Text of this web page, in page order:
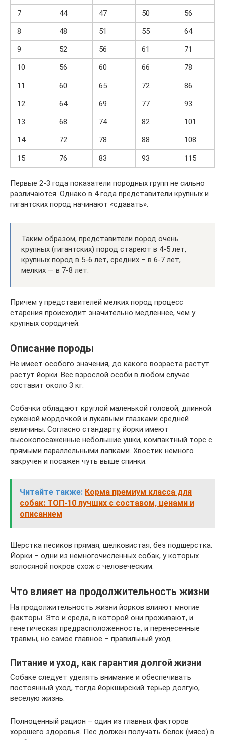
7
44 47 50
56
8
48 51 55
64
9
52 56 61
71
10
56 60 66
78
11
60 65 72
86
12
64 69 77
93
13
68 74 82
101
14
72 78 88
108
15
76 83 93 115
Первые 2-3 года показатели породных групп не сильно
различаются. Однако в 4 года представители крупных и
гигантских пород начинают «сдавать».
Таким образом, представители пород очень
крупных (гигантских) пород стареют в 4-5 лет,
крупных пород в 5-6 лет, средних – в 6-7 лет,
мелких — в 7-8 лет.
Причем у представителей мелких пород процесс
старения происходит значительно медленнее, чем у
крупных сородичей.
Описание породы
Не имеет особого значения, до какого возраста растут
растут йорки. Вес взрослой особи в любом случае
составит около 3 кг.
Собачки обладают круглой маленькой головой, длинной
суженой мордочкой и лукавыми глазками средней
величины. Согласно стандарту, йорки имеют
высокопосаженные небольшие ушки, компактный торс с
прямыми параллельными лапками. Хвостик немного
закручен и посажен чуть выше спинки.
Читайте также: Корма премиум класса для
собак: ТОП-10 лучших с составом, ценами и
описанием
Шерстка песиков прямая, шелковистая, без подшерстка.
Йорки – одни из немногочисленных собак, у которых
волосяной покров схож с человеческим.
Что влияет на продолжительность жизни
На продолжительность жизни йорков влияют многие
факторы. Это и среда, в которой они проживают, и
генетическая предрасположенность, и перенесенные
травмы, но самое главное – правильный уход.
Питание и уход, как гарантия долгой жизни
Собаке следует уделять внимание и обеспечивать
постоянный уход, тогда йоркширский терьер долгую,
веселую жизнь.
Полноценный рацион – один из главных факторов
хорошего здоровья. Пес должен получать белок (мясо) в